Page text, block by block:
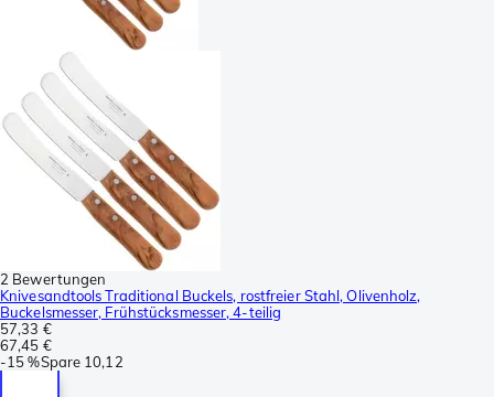
2 Bewertungen
Knivesandtools Traditional Buckels, rostfreier Stahl, Olivenholz,
Buckelsmesser, Frühstücksmesser, 4-teilig
57,33 €
67,45 €
-15 %Spare 10,12